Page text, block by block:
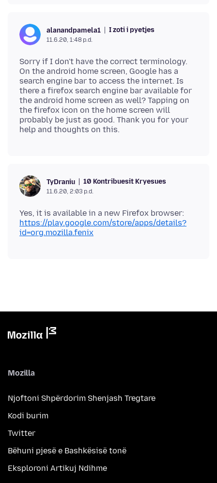
alanandpamela1 I zoti i pyetjes
11.6.20, 1:48 p.d.
Sorry if I don't have the correct terminology.
On the android home screen, Google has a
search engine bar to access the internet. Is
there a firefox search engine bar available for
the android home screen as well? Tapping on
the firefox icon on the home screen will
probably be just as good. Thank you for your
TyDraniu 10 Kontribuesit Kryesues
11.6.20, 2:03 p.d.
Yes, it is available in a new Firefox browser:
https://play.google.com/store/apps/details?
id=org.mozilla.fenix
Mozilla
Njoftoni Shpërdorim Shenjash Tregtare
Kodi burim
Twitter
Bëhuni pjesë e Bashkësisë tonë
Eksploroni Artikuj Ndihme